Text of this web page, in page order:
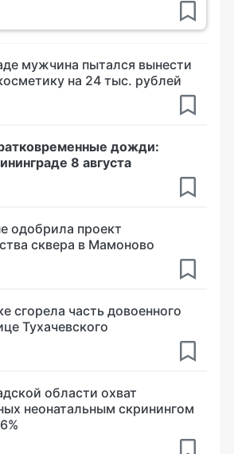
мужчина пытался вынести
на 24 тыс. рублей
дожди:
8 августа
одобрила проект
сквера в Мамоново
сгорела часть довоенного
Тухачевского
области охват
неонатальным скринингом